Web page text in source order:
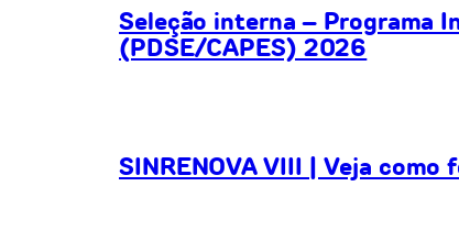
Seleção interna – Programa
(PDSE/CAPES) 2026
SINRENOVA VIII | Veja como